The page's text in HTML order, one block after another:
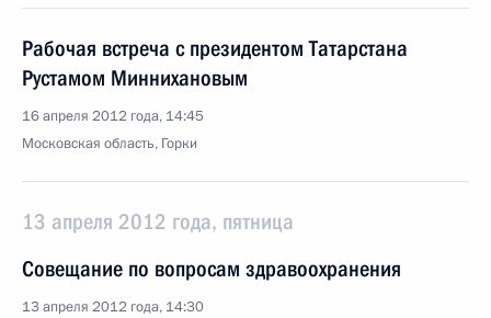
Рабочая встреча с президентом Татарстана
Рустамом Миннихановым
16 апреля 2012 года, 14:45
Московская область, Горки
13 апреля 2012 года, пятница
Совещание по вопросам здравоохранения
13 апреля 2012 года, 14:30